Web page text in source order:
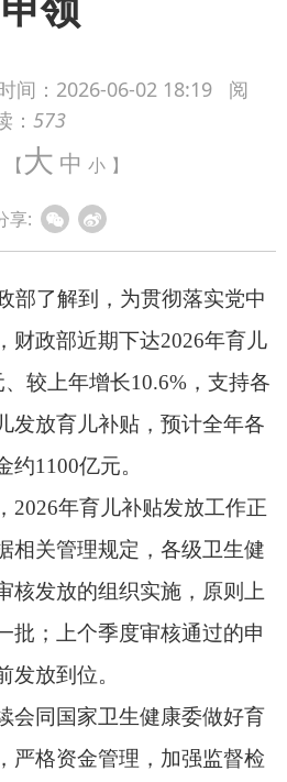
间： 2026-06-02 18:19
阅
： 573
大 中 小 】
享:
解到，为贯彻落实党中
部近期下达2026年育儿
年增长10.6%，支持各
育儿补贴，预计全年各
年育儿补贴发放工作正
管理规定，各级卫生健
放的组织实施，原则上
上个季度审核通过的申
国家卫生健康委做好育
资金管理，加强监督检
设生育友好型社会。